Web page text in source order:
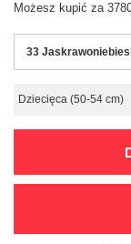
33
Dziecięca (50-54 cm)
Możesz kupić za